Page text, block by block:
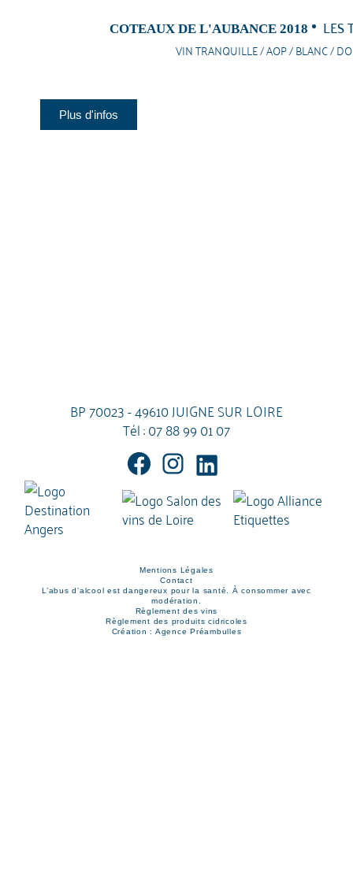
COTEAUX DE L'AUBANCE 2018 LES
VIN TRANQUILLE / AOP / BLANC /
Plus d'infos
BP 70023 - 49610 JUIGNE SUR LOIRE
Tél :07 88 99 01 07
Mentions Légales
Contact
L’abus d’alcool est dangereux pour la santé. À consommer avec
modération.
Règlement des vins
Règlement des produits cidricoles
Création : Agence Préambulles